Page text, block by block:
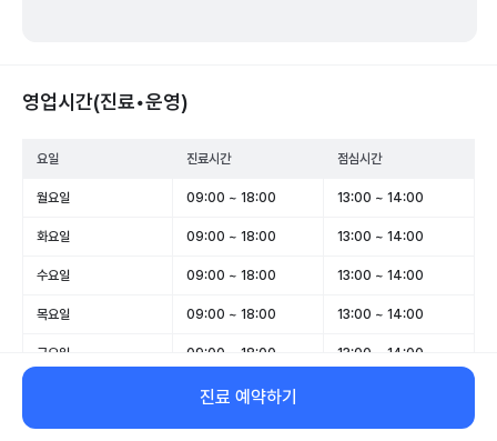
영업시간(진료•운영)
요일 진료시간 점심시간
월요일 09:00 ~ 18:00 13:00 ~ 14:00
화요일 09:00 ~ 18:00 13:00 ~ 14:00
수요일 09:00 ~ 18:00 13:00 ~ 14:00
목요일 09:00 ~ 18:00 13:00 ~ 14:00
금요일 09:00 ~ 18:00 13:00 ~ 14:00
09:00 ~ 13:00
일요일 휴무 -
진료 예약하기